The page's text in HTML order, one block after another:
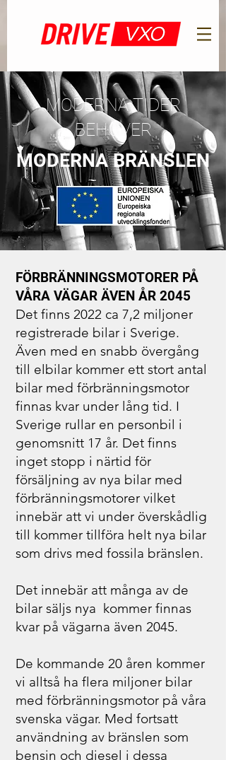
MODERNA TIDER
BEHÖVER
MODERNA BRÄNSLEN
FÖRBRÄNNINGSMOTORER PÅ
VÅRA VÄGAR ÄVEN ÅR 2045
Det finns 2022 ca 7,2 miljoner
registrerade bilar i Sverige.
Även med en snabb övergång
till elbilar kommer ett stort antal
bilar med förbränningsmotor
finnas kvar under lång tid. I
Sverige rullar en personbil i
genomsnitt 17 år. Det finns
inget stopp i närtid för
försäljning av nya bilar med
förbränningsmotorer vilket
innebär att vi under överskådlig
till kommer tillföra helt nya bilar
som drivs med fossila bränslen.
Det innebär att många av de
bilar säljs nya kommer finnas
kvar på vägarna även 2045.
De kommande 20 åren kommer
vi alltså ha flera miljoner bilar
med förbränningsmotor på våra
svenska vägar. Med fortsatt
användning av bränslen som
bensin och diesel i dessa